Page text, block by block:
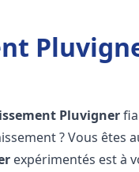
Pluvigner
? Vous êtes
expérimentés est à